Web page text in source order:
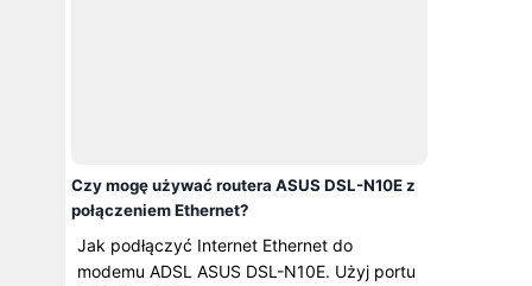
Czy mogę używać routera ASUS DSL-N10E z
połączeniem Ethernet?
Jak podłączyć Internet Ethernet do
modemu ADSL ASUS DSL-N10E. Użyj portu